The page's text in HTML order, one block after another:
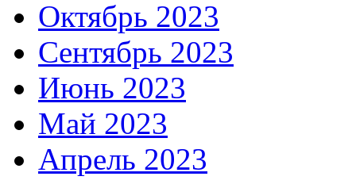
Октябрь 2023
Сентябрь 2023
Июнь 2023
Май 2023
Апрель 2023